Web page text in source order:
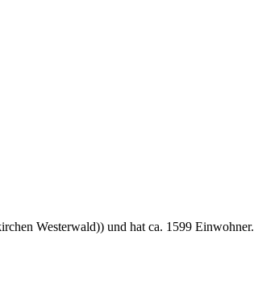
Westerwald)) und hat ca. 1599 Einwohner.